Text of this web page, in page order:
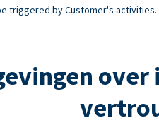
triggered by Customer's activities.